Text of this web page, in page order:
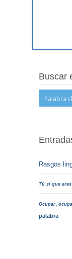
Buscar
Rasgos
Tú sí que
Ocupar,
palabra